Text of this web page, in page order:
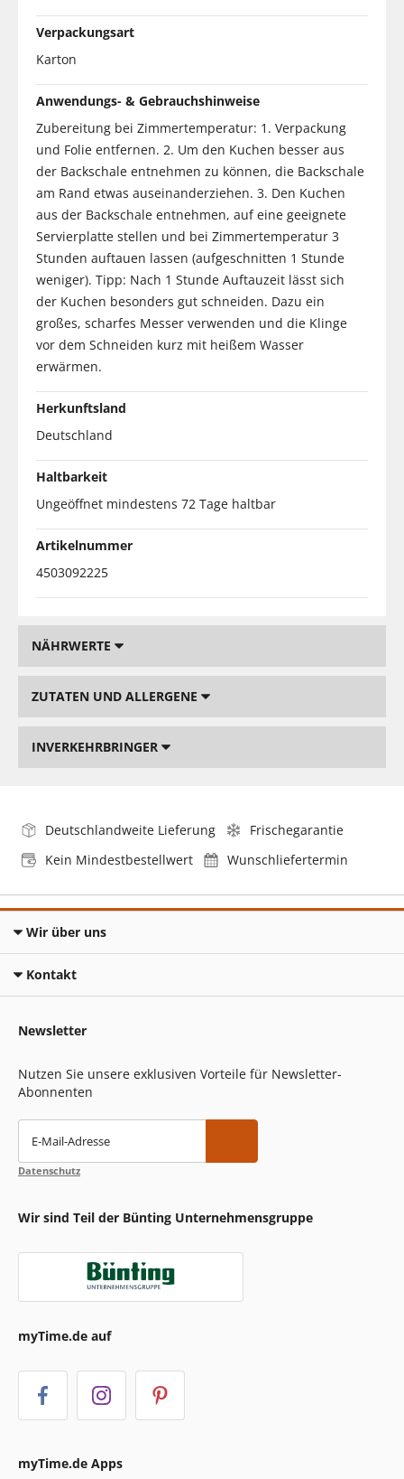
Verpackungsart
Karton
Anwendungs- & Gebrauchshinweise
Zubereitung bei Zimmertemperatur: 1. Verpackung
und Folie entfernen. 2. Um den Kuchen besser aus
der Backschale entnehmen zu können, die Backschale
am Rand etwas auseinanderziehen. 3. Den Kuchen
aus der Backschale entnehmen, auf eine geeignete
Servierplatte stellen und bei Zimmertemperatur 3
Stunden auftauen lassen (aufgeschnitten 1 Stunde
weniger). Tipp: Nach 1 Stunde Auftauzeit lässt sich
der Kuchen besonders gut schneiden. Dazu ein
großes, scharfes Messer verwenden und die Klinge
vor dem Schneiden kurz mit heißem Wasser
erwärmen.
Herkunftsland
Deutschland
Haltbarkeit
Ungeöffnet mindestens 72 Tage haltbar
Artikelnummer
4503092225
NÄHRWERTE
ZUTATEN UND ALLERGENE
INVERKEHRBRINGER
Deutschlandweite Lieferung
Frischegarantie
Kein Mindestbestellwert
Wunschliefertermin
Wir über uns
Kontakt
Newsletter
Nutzen Sie unsere exklusiven Vorteile für Newsletter-
Abonnenten
E-Mail-Adresse
Datenschutz
Wir sind Teil der Bünting Unternehmensgruppe
myTime.de auf
myTime.de Apps